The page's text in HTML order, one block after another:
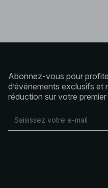
Abonnez-vous pour
d’événements exclusifs et
réduction sur votre